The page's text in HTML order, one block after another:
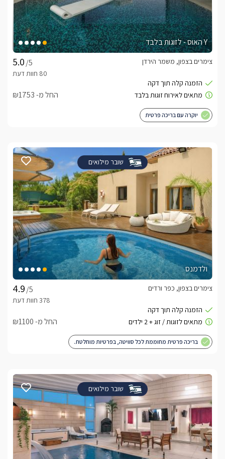
Y האוס - לזוגות בלבד
/5
צימרים בצפון, משמר הירדן
החל מ- ₪1753
יוקרה עם בריכה פרטית
שובר מילואים
ולדמנס
/5
צימרים בצפון, כפר ורדים
החל מ- ₪1100
בריכה פרטית מחוממת לכל סוויטה, בפרטיות מוחלטת.
שובר מילואים